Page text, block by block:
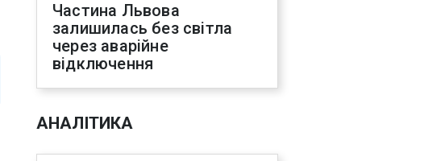
Частина Львова
залишилась без світла
через аварійне
відключення
АНАЛІТИКА